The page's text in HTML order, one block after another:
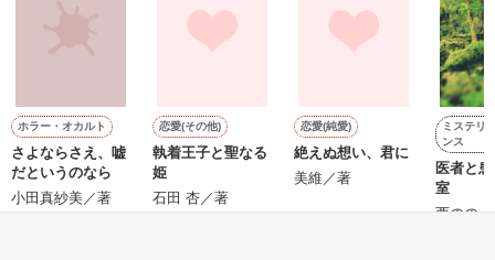
作品を読む
鷹哉『宜しくな、俺の雛子』🦅
雛子『俺の……ひぃ、雛子？！！！』🐥
シゴデキで冷徹な上司が見せる素顔は、なぜか想像以上に甘く
※表紙も作中使用の画像も全てフリー素材です。
※執筆期間2026.6.3〜7.20完結です。
※他サイトさんにて恋愛トレンド1位でした〜良かったら読ん
ホラー・オカルト
さよならさえ、嘘
だというのなら
小田真紗美／著
恋愛(その他)
執着王子と聖なる
姫
石田 杏／著
恋愛(純愛)
絶えぬ想い、君に
美維／著
ミステリ
ンス
医者と
室
西のの